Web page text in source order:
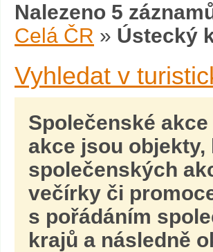
Nalezeno 5
Celá ČR » Ústecký
Vyhledat v
Společenské akce
akce jsou
společenských
večírky či
s pořádáním
krajů a následně